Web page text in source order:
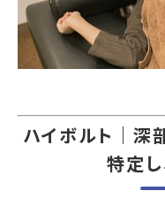
ハイボルト｜深
特定